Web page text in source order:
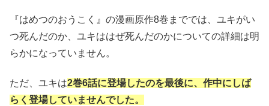
『はめつのおうこく』の漫画原作8巻まででは、ユキがい
つ死んだのか、ユキははぜ死んだのかについての詳細は明
らかになっていません。
ただ、ユキは2巻6話に登場したのを最後に、作中にしば
らく登場していませんでした。